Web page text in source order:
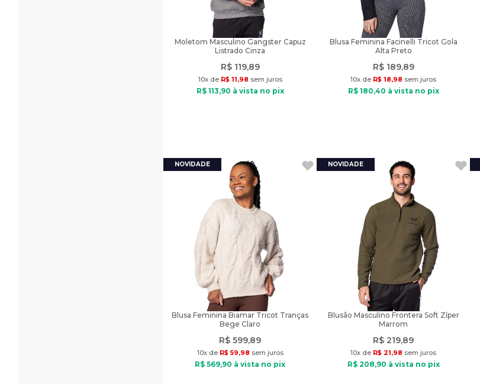
Moletom Masculino Gangster Capuz
Listrado Cinza
R$ 119,89
10x de R$ 11,98 sem juros
R$ 113,90 à vista no pix
Blusa Feminina Facinelli Tricot Gola
Alta Preto
R$ 189,89
10x de R$ 18,98 sem juros
R$ 180,40 à vista no pix
Blusa Feminina Biamar Tricot Tranças
Bege Claro
R$ 599,89
10x de R$ 59,98 sem juros
R$ 569,90 à vista no pix
Blusão Masculino Frontera Soft Zíper
Marrom
R$ 219,89
10x de R$ 21,98 sem juros
R$ 208,90 à vista no pix